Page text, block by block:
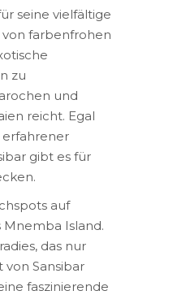
seine vielfältige
farbenfrohen
zu
und
reicht. Egal
gibt es für
auf
Mnemba Island.
das nur
Sansibar
faszinierende